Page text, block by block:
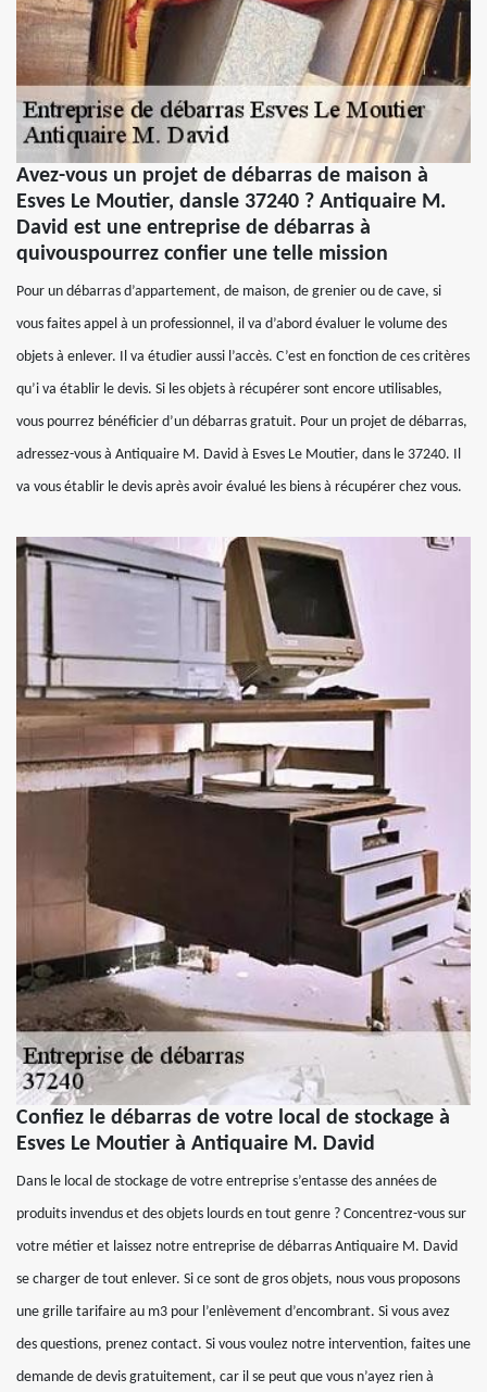
Avez-vous un projet de débarras de maison à
Esves Le Moutier, dansle 37240 ? Antiquaire M.
David est une entreprise de débarras à
quivouspourrez confier une telle mission
Pour un débarras d’appartement, de maison, de grenier ou de cave, si
vous faites appel à un professionnel, il va d’abord évaluer le volume des
objets à enlever. Il va étudier aussi l’accès. C’est en fonction de ces critères
qu’i va établir le devis. Si les objets à récupérer sont encore utilisables,
vous pourrez bénéficier d’un débarras gratuit. Pour un projet de débarras,
adressez-vous à Antiquaire M. David à Esves Le Moutier, dans le 37240. Il
va vous établir le devis après avoir évalué les biens à récupérer chez vous.
Confiez le débarras de votre local de stockage à
Esves Le Moutier à Antiquaire M. David
Dans le local de stockage de votre entreprise s’entasse des années de
produits invendus et des objets lourds en tout genre ? Concentrez-vous sur
votre métier et laissez notre entreprise de débarras Antiquaire M. David
se charger de tout enlever. Si ce sont de gros objets, nous vous proposons
une grille tarifaire au m3 pour l’enlèvement d’encombrant. Si vous avez
des questions, prenez contact. Si vous voulez notre intervention, faites une
demande de devis gratuitement, car il se peut que vous n’ayez rien à